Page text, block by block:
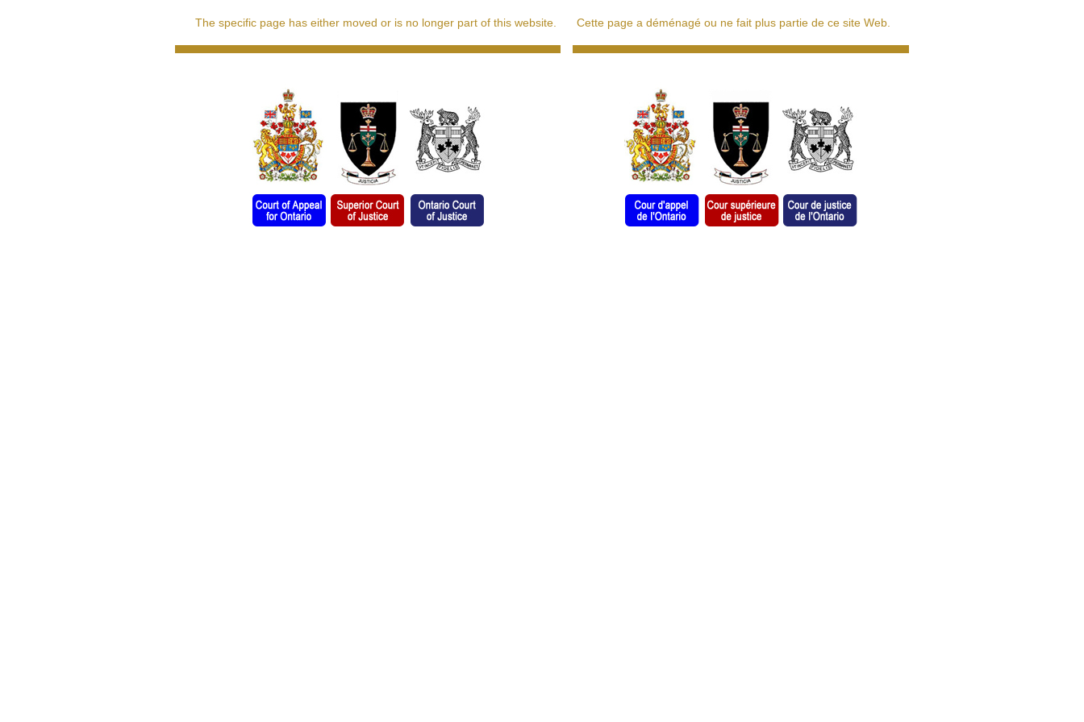
The specific page has either moved or is no longer part of this website. Cette page a déménagé ou ne fait plus partie de ce site Web.